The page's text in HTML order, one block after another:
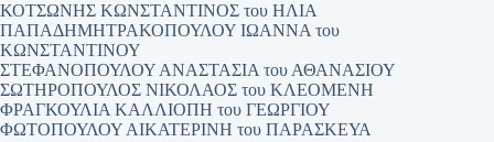
ΚΟΤΣΩΝΗΣ ΚΩΝΣΤΑΝΤΙΝΟΣ του ΗΛΙΑ
ΠΑΠΑΔΗΜΗΤΡΑΚΟΠΟΥΛΟΥ ΙΩΑΝΝΑ του
ΚΩΝΣΤΑΝΤΙΝΟΥ
ΣΤΕΦΑΝΟΠΟΥΛΟΥ ΑΝΑΣΤΑΣΙΑ του ΑΘΑΝΑΣΙΟΥ
ΣΩΤΗΡΟΠΟΥΛΟΣ ΝΙΚΟΛΑΟΣ του ΚΛΕΟΜΕΝΗ
ΦΡΑΓΚΟΥΛΙΑ ΚΑΛΛΙΟΠΗ του ΓΕΩΡΓΙΟΥ
ΦΩΤΟΠΟΥΛΟΥ ΑΙΚΑΤΕΡΙΝΗ του ΠΑΡΑΣΚΕΥΑ